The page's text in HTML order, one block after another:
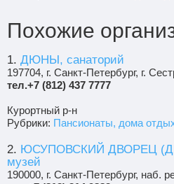
Похожие
1. ДЮНЫ, санаторий
197704, г. Санкт-Петербург, г.
тел.+7 (812) 437 7777
Курортный р-н
Рубрики: Пансионаты, дома
2. ЮСУПОВСКИЙ ДВОРЕЦ
музей
190000, г. Санкт-Петербург, наб.